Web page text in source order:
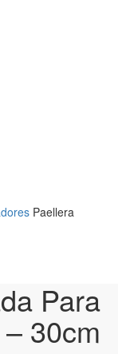
Paellera
Para
30cm